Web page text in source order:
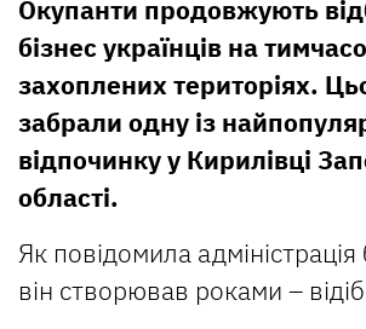
Окупанти продовжують
бізнес українців на
захоплених територіях.
забрали одну із
відпочинку у Кирилівці
області.
Як повідомила
він створював роками –